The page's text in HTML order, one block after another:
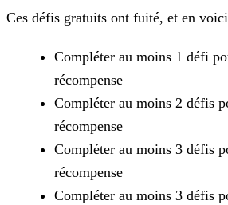
Ces défis gratuits ont fuité, et en
Compléter au moins 1 défi
récompense
Compléter au moins 2 défis
récompense
Compléter au moins 3 défis
récompense
Compléter au moins 3 défis